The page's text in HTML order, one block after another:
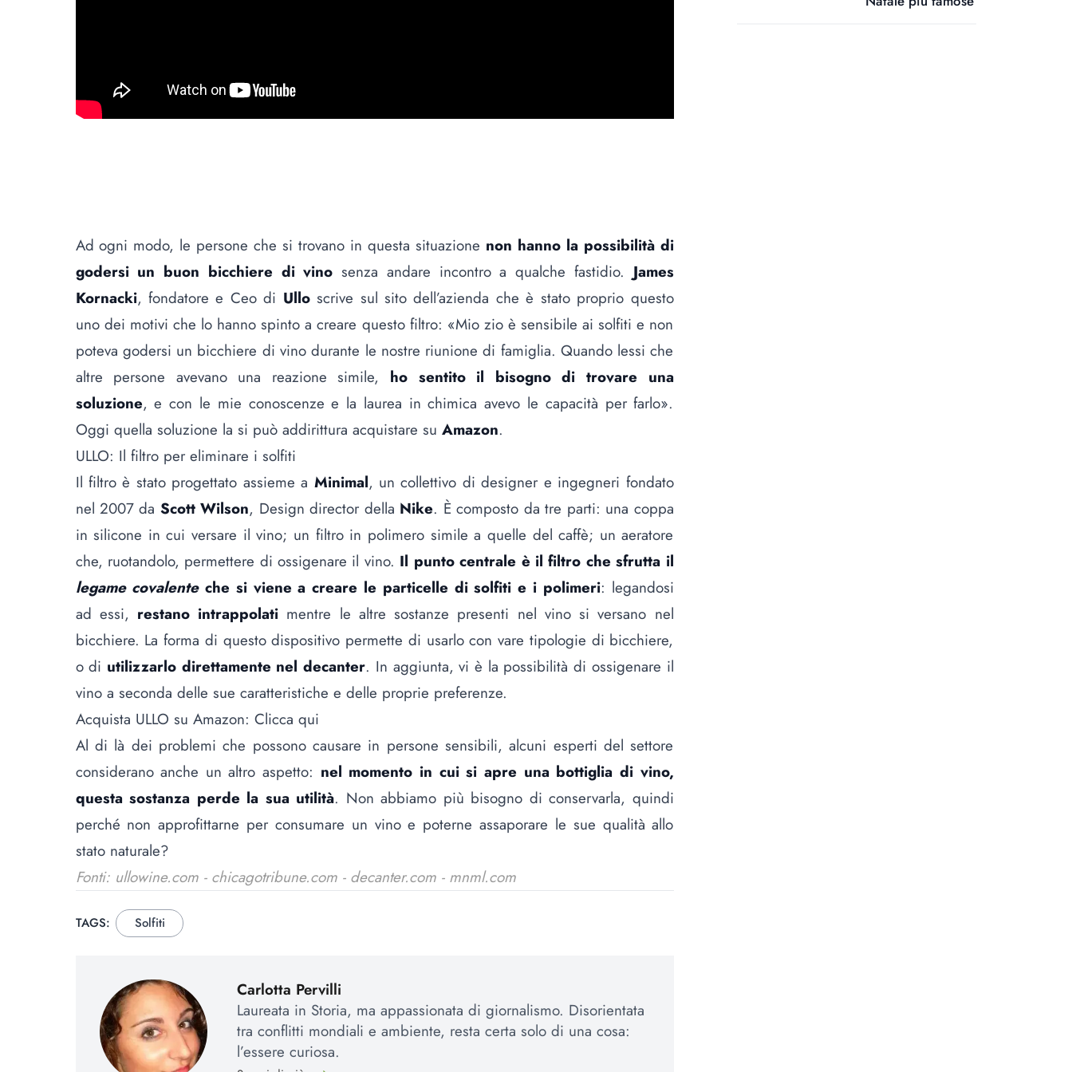
Ad ogni modo, le persone che si trovano in questa situazione non hanno la possibilità di
godersi un buon bicchiere di vino senza andare incontro a qualche fastidio. James
Kornacki, fondatore e Ceo di Ulloscrive sul sito dell’azienda che è stato proprio questo
uno dei motivi che lo hanno spinto a creare questo filtro: «Mio zio è sensibile ai solfiti e non
poteva godersi un bicchiere di vino durante le nostre riunione di famiglia. Quando lessi che
altre persone avevano una reazione simile, ho sentito il bisogno di trovare una
soluzione, e con le mie conoscenze e la laurea in chimica avevo le capacità per farlo».
Oggi quella soluzione la si può addirittura acquistare su Amazon.
ULLO: Il filtro per eliminare i solfiti
Il filtro è stato progettato assieme a Minimal, un collettivo di designer e ingegneri fondato
nel 2007 da Scott Wilson, Design director della Nike. È composto da tre parti: una coppa
in silicone in cui versare il vino; un filtro in polimero simile a quelle del caffè; un aeratore
che, ruotandolo, permettere di ossigenare il vino. Il punto centrale è il filtro che sfrutta il
legame covalenteche si viene a creare le particelle di solfiti e i polimeri: legandosi
ad essi, restano intrappolati mentre le altre sostanze presenti nel vino si versano nel
bicchiere. La forma di questo dispositivo permette di usarlo con vare tipologie di bicchiere,
o di utilizzarlo direttamente nel decanter. In aggiunta, vi è la possibilità di ossigenare il
vino a seconda delle sue caratteristiche e delle proprie preferenze.
Acquista ULLO su Amazon: Clicca qui
Al di là dei problemi che possono causare in persone sensibili, alcuni esperti del settore
considerano anche un altro aspetto: nel momento in cui si apre una bottiglia di vino,
questa sostanza perde la sua utilità. Non abbiamo più bisogno di conservarla, quindi
perché non approfittarne per consumare un vino e poterne assaporare le sue qualità allo
stato naturale?
Fonti: ullowine.com - chicagotribune.com - decanter.com - mnml.com
TAGS: Solfiti
Carlotta Pervilli
Laureata in Storia, ma appassionata di giornalismo. Disorientata
tra conflitti mondiali e ambiente, resta certa solo di una cosa:
l’essere curiosa.